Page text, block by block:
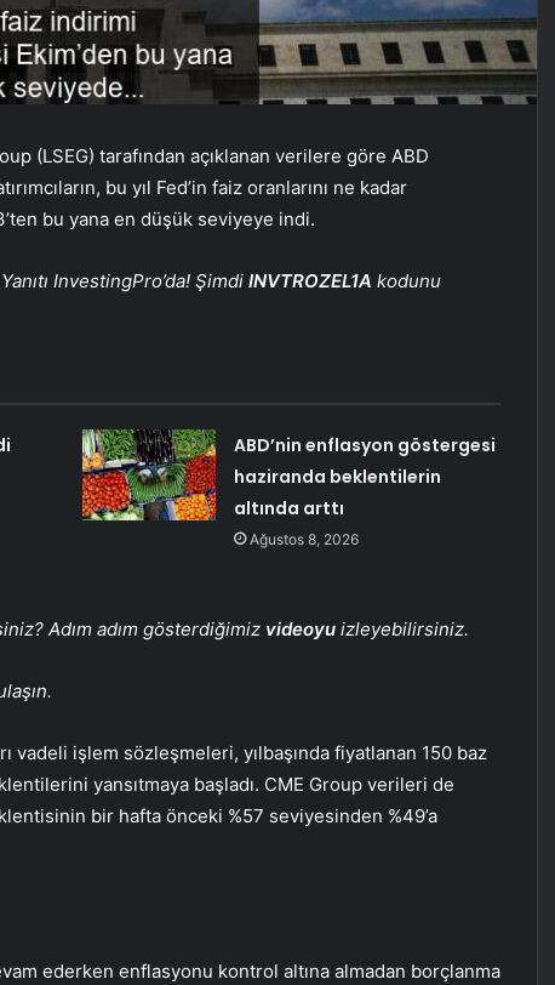
(LSEG) tarafından açıklanan verilere göre ABD
bu yıl Fed’in faiz oranlarını ne kadar
bu yana en düşük seviyeye indi.
InvestingPro’da! Şimdi INVTROZEL1A kodunu
ABD’nin enflasyon göstergesi
haziranda beklentilerin
altında arttı
Ağustos 8, 2026
Adım adım gösterdiğimiz videoyu izleyebilirsiniz.
vadeli işlem sözleşmeleri, yılbaşında fiyatlanan 150 baz
yansıtmaya başladı. CME Group verileri de
bir hafta önceki %57 seviyesinden %49’a
ederken enflasyonu kontrol altına almadan borçlanma